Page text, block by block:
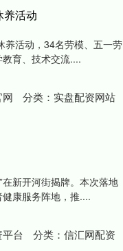
养活动
养活动，34名劳模、五一劳
育、技术交流....
分类： 实盘配资网站
新开河街揭牌。本次落地
康服务阵地，推....
台 分类： 信汇网配资